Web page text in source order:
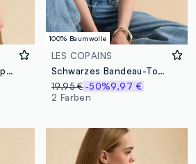
Beiges trägerloses Top aus Baumwollmischung, Regular Fit mit strukturierter Strickoptik
100% Baumwolle
LES COPAINS
Schwarzes Bandeau-Top aus reiner Baumwolle in Strick
19,95 € -50%9,97 €
2 Farben